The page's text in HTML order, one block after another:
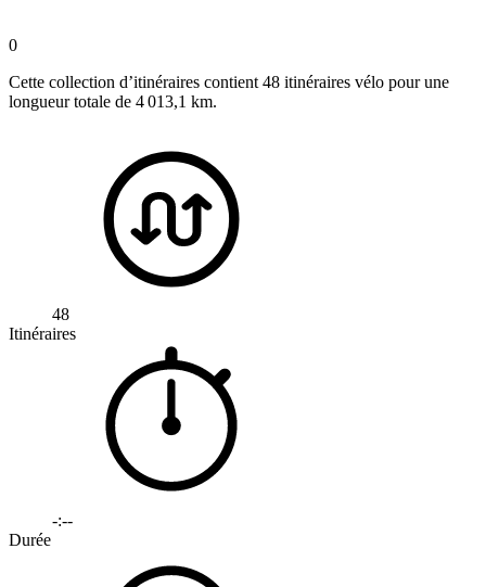
0
Cette collection d’itinéraires contient 48 itinéraires vélo pour une
longueur totale de 4 013,1 km.
48
Itinéraires
-:--
Durée